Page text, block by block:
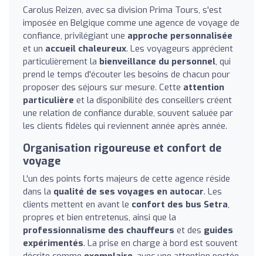
Carolus Reizen, avec sa division Prima Tours, s'est
imposée en Belgique comme une agence de voyage de
confiance, privilégiant une approche personnalisée
et un accueil chaleureux. Les voyageurs apprécient
particulièrement la bienveillance du personnel, qui
prend le temps d'écouter les besoins de chacun pour
proposer des séjours sur mesure. Cette attention
particulière et la disponibilité des conseillers créent
une relation de confiance durable, souvent saluée par
les clients fidèles qui reviennent année après année.
Organisation rigoureuse et confort de
voyage
L'un des points forts majeurs de cette agence réside
dans la qualité de ses voyages en autocar. Les
clients mettent en avant le confort des bus Setra,
propres et bien entretenus, ainsi que la
professionnalisme des chauffeurs et des guides
expérimentés. La prise en charge à bord est souvent